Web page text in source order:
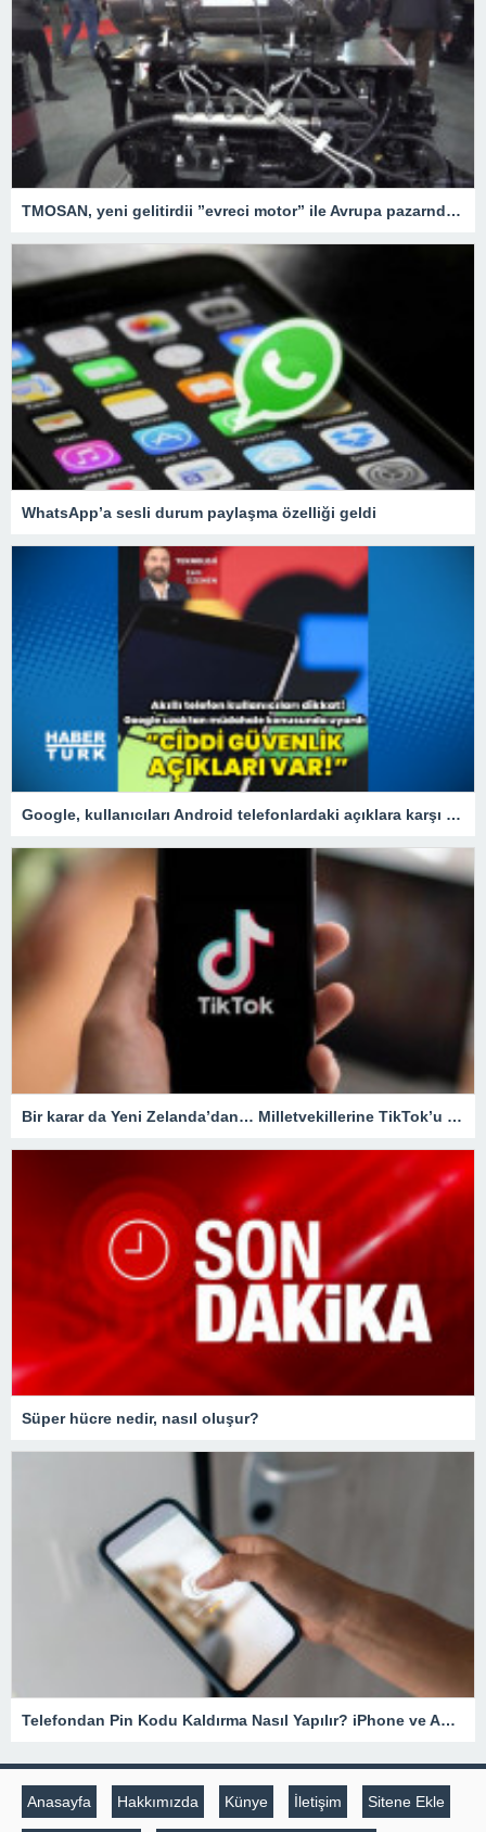
TMOSAN, yeni gelitirdii ”evreci motor” ile Avrupa pazarnda hzla bymeyi hedefliyor
WhatsApp’a sesli durum paylaşma özelliği geldi
Google, kullanıcıları Android telefonlardaki açıklara karşı uyardı!
Bir karar da Yeni Zelanda’dan… Milletvekillerine TikTok’u yasaklıyorlar!
Süper hücre nedir, nasıl oluşur?
Telefondan Pin Kodu Kaldırma Nasıl Yapılır? iPhone ve Android Cihazlarda Pin Kodu Kaldırma – Teknoloji Haberleri
Anasayfa Hakkımızda Künye İletişim Sitene Ekle